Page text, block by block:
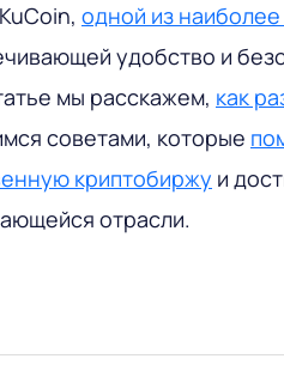
одной из
удобство и
мы расскажем, как
советами, которые
криптобиржу и
отрасли.